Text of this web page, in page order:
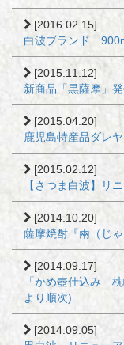
[2016.02.15]
白波ブランド
[2015.11.12]
新商品「黒薩摩」
[2015.04.20]
鹿児島特産品ダレ
[2015.02.12]
【さつま白波】リ
[2014.10.20]
薩摩焼酎『兩（じ
[2014.09.17]
「かめ壺仕込み
より順次)
[2014.09.05]